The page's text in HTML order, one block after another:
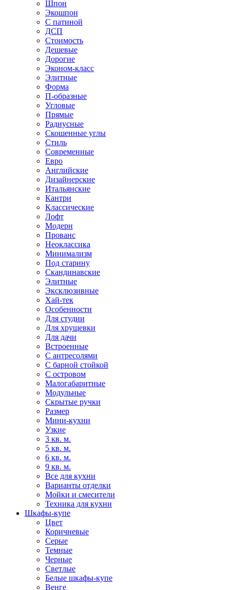
Шпон
Экошпон
С патиной
ДСП
Стоимость
Дешевые
Дорогие
Эконом-класс
Элитные
Форма
П-образные
Угловые
Прямые
Радиусные
Скошенные углы
Стиль
Современные
Евро
Английские
Дизайнерские
Итальянские
Кантри
Классические
Лофт
Модерн
Прованс
Неоклассика
Минимализм
Под старину
Скандинавские
Элитные
Эксклюзивные
Хай-тек
Особенности
Для студии
Для хрущевки
Для дачи
Встроенные
С антресолями
С барной стойкой
С островом
Малогабаритные
Модульные
Скрытые ручки
Размер
Мини-кухни
Узкие
3 кв. м.
5 кв. м.
6 кв. м.
9 кв. м.
Все для кухни
Варианты отделки
Мойки и смесители
Техника для кухни
Шкафы-купе
Цвет
Коричневые
Серые
Темные
Черные
Светлые
Белые шкафы-купе
Венге